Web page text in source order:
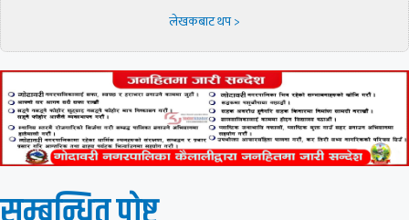
लेखकबाट थप >